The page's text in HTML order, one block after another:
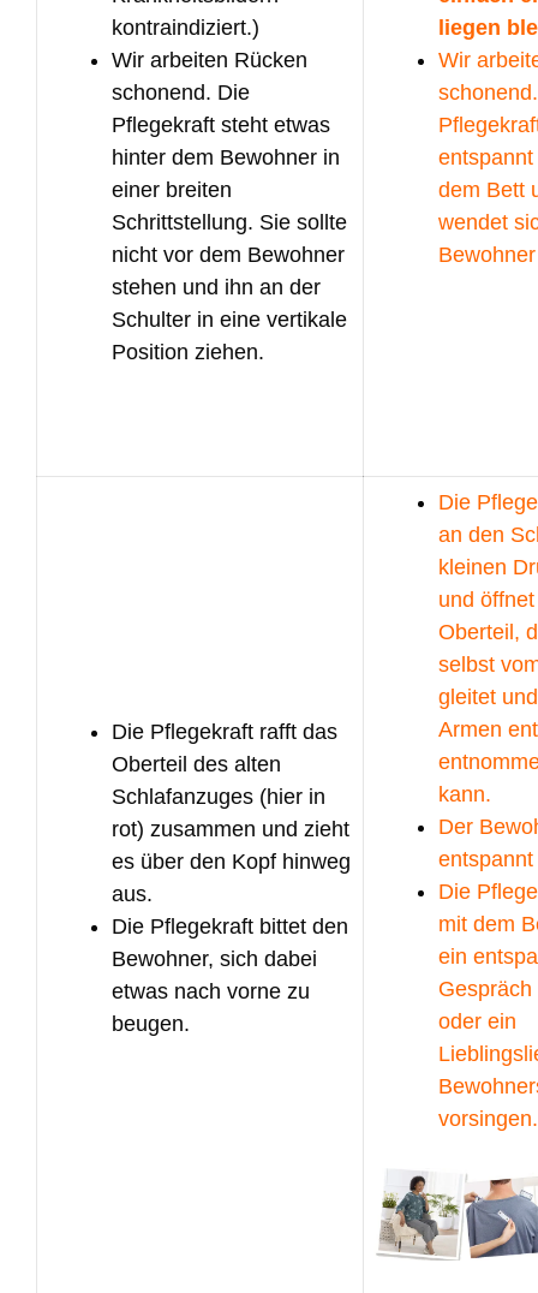
kontraindiziert.)
Wir arbeiten Rücken
schonend. Die
Pflegekraft steht etwas
hinter dem Bewohner in
einer breiten
Schrittstellung. Sie sollte
nicht vor dem Bewohner
stehen und ihn an der
Schulter in eine vertikale
Position ziehen.
liegen
Wir
dem Bett
wendet
Die Pflegekraft rafft das
Oberteil des alten
Schlafanzuges (hier in
rot) zusammen und zieht
es über den Kopf hinweg
aus.
Die Pflegekraft bittet den
Bewohner, sich dabei
etwas nach vorne zu
beugen.
Die
an den
kleinen
und
Oberteil,
selbst
gleitet
Armen
kann.
Der
Die
mit dem
ein
Gespräch
oder ein
vorsingen.